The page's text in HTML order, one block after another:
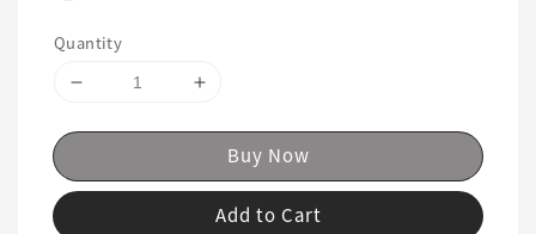
Quantity
Buy Now
Add to Cart